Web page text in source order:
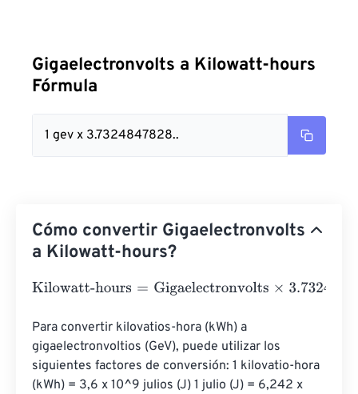
Gigaelectronvolts a Kilowatt-hours
Fórmula
1 gev x 3.7324847828..
Cómo convertir Gigaelectronvolts
a Kilowatt-hours?
Kilowatt-hours=Gigaelectronvolts×3.732484782852825
Para convertir kilovatios-hora (kWh) a
gigaelectronvoltios (GeV), puede utilizar los
siguientes factores de conversión: 1 kilovatio-hora
(kWh) = 3,6 x 10^9 julios (J) 1 julio (J) = 6,242 x